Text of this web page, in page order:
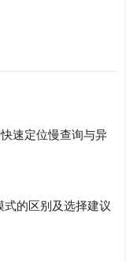
速定位慢查询与异
的区别及选择建议